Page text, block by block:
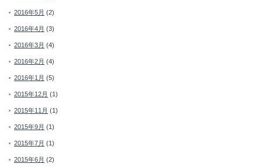
2016年5月 (2)
2016年4月 (3)
2016年3月 (4)
2016年2月 (4)
2016年1月 (5)
2015年12月 (1)
2015年11月 (1)
2015年9月 (1)
2015年7月 (1)
2015年6月 (2)